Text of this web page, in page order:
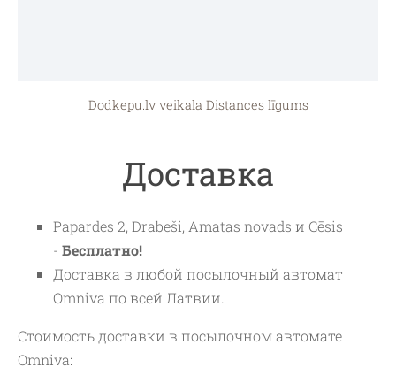
Доставка
Papardes 2, Drabeši, Amatas novads и Cēsis
- Бесплатно!
Доставка в любой посылочный автомат
Omniva по всей Латвии.
Стоимость доставки в посылочном автомате
Omniva:
Dodkepu.lv veikala Distances līgums